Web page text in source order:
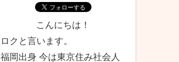
こんにちは！
ロクと言います。
福岡出身 今は東京住み社会人